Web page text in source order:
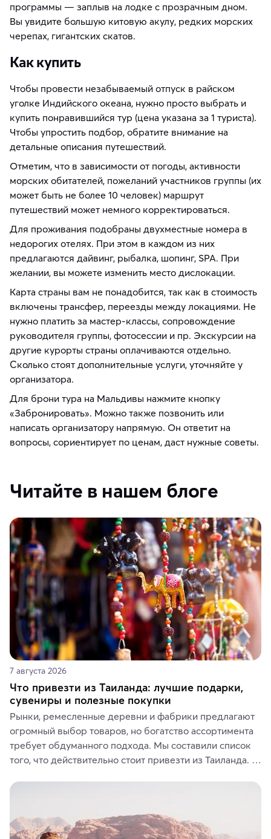
программы — заплыв на лодке с прозрачным дном.
Вы увидите большую китовую акулу, редких морских
черепах, гигантских скатов.
Как купить
Чтобы провести незабываемый отпуск в райском
уголке Индийского океана, нужно просто выбрать и
купить понравившийся тур (цена указана за 1 туриста).
Чтобы упростить подбор, обратите внимание на
детальные описания путешествий.
Отметим, что в зависимости от погоды, активности
морских обитателей, пожеланий участников группы (их
может быть не более 10 человек) маршрут
путешествий может немного корректироваться.
Для проживания подобраны двухместные номера в
недорогих отелях. При этом в каждом из них
предлагаются дайвинг, рыбалка, шопинг, SPA. При
желании, вы можете изменить место дислокации.
Карта страны вам не понадобится, так как в стоимость
включены трансфер, переезды между локациями. Не
нужно платить за мастер-классы, сопровождение
руководителя группы, фотосессии и пр. Экскурсии на
другие курорты страны оплачиваются отдельно.
Сколько стоят дополнительные услуги, уточняйте у
организатора.
Для брони тура на Мальдивы нажмите кнопку
«Забронировать». Можно также позвонить или
написать организатору напрямую. Он ответит на
вопросы, сориентирует по ценам, даст нужные советы.
Читайте в нашем блоге
7 августа 2026
Что привезти из Таиланда: лучшие подарки,
сувениры и полезные покупки
Рынки, ремесленные деревни и фабрики предлагают
огромный выбор товаров, но богатство ассортимента
требует обдуманного подхода. Мы составили список
того, что действительно стоит привезти из Таиланда.
средства, одежду, украшения, предметы интерьера
где их купить.